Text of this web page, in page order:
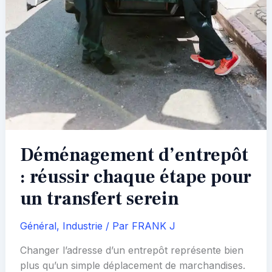
Déménagement d’entrepôt
: réussir chaque étape pour
un transfert serein
Général, Industrie / Par FRANK J
Changer l’adresse d’un entrepôt représente bien
plus qu’un simple déplacement de marchandises.